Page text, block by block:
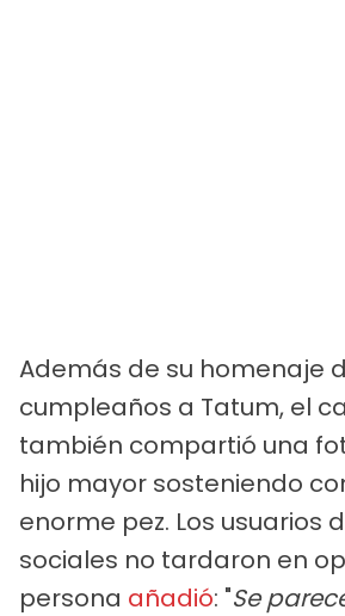
Además de su homenaje
cumpleaños a Tatum, el
también compartió una
hijo mayor sosteniendo
enorme pez. Los usuarios
sociales no tardaron en
persona añadió: "Se